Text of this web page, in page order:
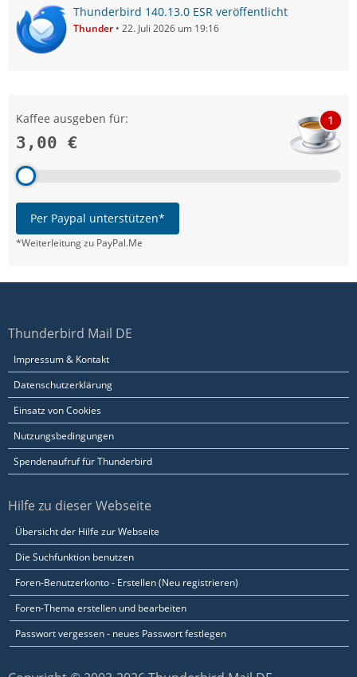
Thunderbird 140.13.0 ESR veröffentlicht
Thunder 22. Juli 2026 um 19:16
Kaffee ausgeben für:
3,00 €
1
Per Paypal unterstützen*
*Weiterleitung zu PayPal.Me
Thunderbird Mail DE
Impressum & Kontakt
Datenschutzerklärung
Einsatz von Cookies
Nutzungsbedingungen
Spendenaufruf für Thunderbird
Hilfe zu dieser Webseite
Übersicht der Hilfe zur Webseite
Die Suchfunktion benutzen
Foren-Benutzerkonto - Erstellen (Neu registrieren)
Foren-Thema erstellen und bearbeiten
Passwort vergessen - neues Passwort festlegen